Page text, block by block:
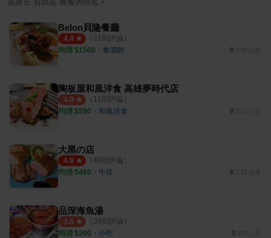
高雄市 前鎮區 晚餐的排名
Belon貝隆餐廳
4.4 （ 21 則評論）
均消 $1500 ・ 餐酒館 2.85公里
陶板屋和風洋食 高雄夢時代店
4.0 （ 11 則評論）
均消 $590 ・ 和風洋食 2.41公里
大黑の店
4.8 （ 40則評論）
均消 $460 ・ 牛排
品深海魚湯
3.6 （ 39則評論）
均消 $200 ・ 小吃 947公尺